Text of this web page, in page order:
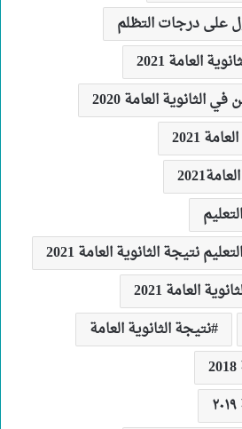
على درجات التظلم
العامة 2021
الثانوية العامة 2020
2021
نتيجة الثانوية العامة 2021
العامة 2021
نتيجة الثانوية العامة